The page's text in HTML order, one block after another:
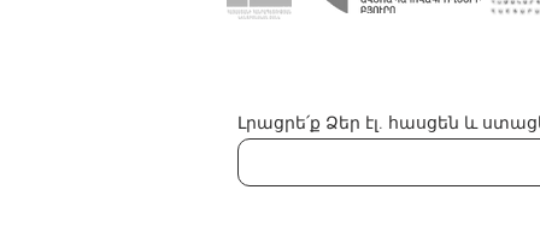
Լրացրե՛ք Ձեր էլ. հասցեն և